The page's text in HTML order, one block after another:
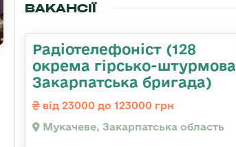
ВАКАНСІЇ
Радіотелефоніст (128
окрема гірсько-штурмова
Закарпатська бригада)
від 23000 до 123000 грн
Мукачеве, Закарпатська область